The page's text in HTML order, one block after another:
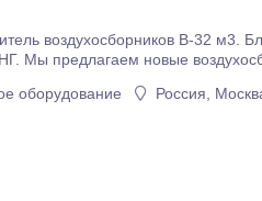
воздухосборников В-32 м3.
Мы предлагаем новые
оборудование Россия,